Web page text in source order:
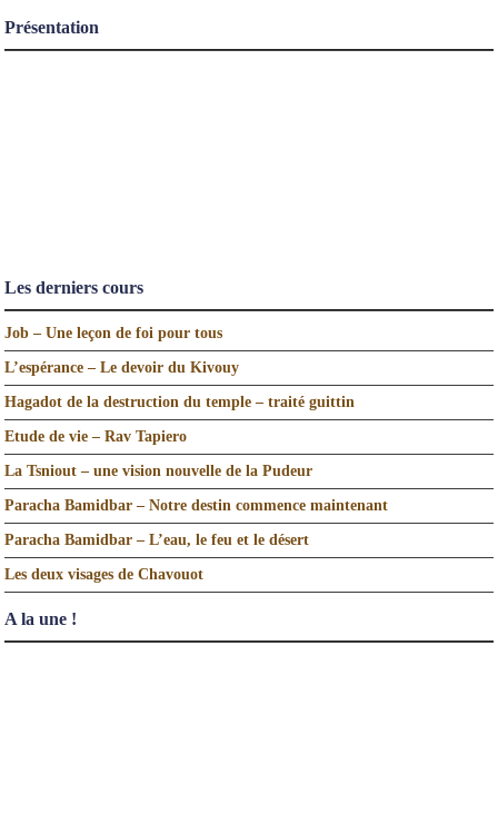
Présentation
Les derniers cours
Job – Une leçon de foi pour tous
L’espérance – Le devoir du Kivouy
Hagadot de la destruction du temple – traité guittin
Etude de vie – Rav Tapiero
La Tsniout – une vision nouvelle de la Pudeur
Paracha Bamidbar – Notre destin commence maintenant
Paracha Bamidbar – L’eau, le feu et le désert
Les deux visages de Chavouot
A la une !